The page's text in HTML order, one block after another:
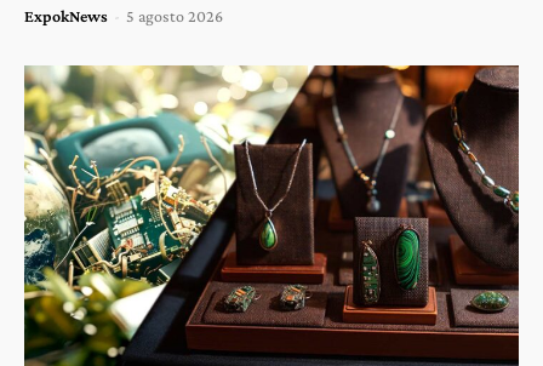
ExpokNews - 5 agosto 2026